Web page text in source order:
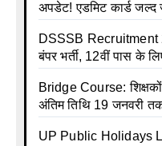
अपडेट! एडमिट कार्ड जल्द
DSSSB Recruitment
बंपर भर्ती, 12वीं पास के
Bridge Course:
अंतिम तिथि 19 जनवरी तक
UP Public Holidays